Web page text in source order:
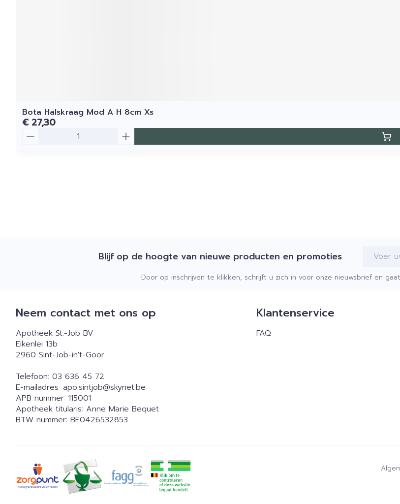
Bota Halskraag Mod A H 8cm Xs
€ 27,30
Blijf op de hoogte van nieuwe producten en promoties E-mail
Door op inschrijven te klikken, schrijft u zich in voor onze nieuwsbrief en
Neem contact met ons op
Apotheek St.-Job BV
Eikenlei 13b
2960 Sint-Job-in't-Goor
Telefoon: 03 636 45 72
E-mailadres: apo.sintjob@skynet.be
APB nummer: 115001
Apotheek titularis: Anne Marie Bequet
BTW nummer: BE0426532853
Klantenservice
FAQ